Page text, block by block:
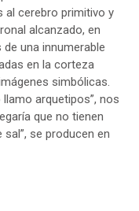
al cerebro primitivo y
alcanzado, en
una innumerable
en la corteza
simbólicas.
arquetipos”, nos
que no tienen
se producen en